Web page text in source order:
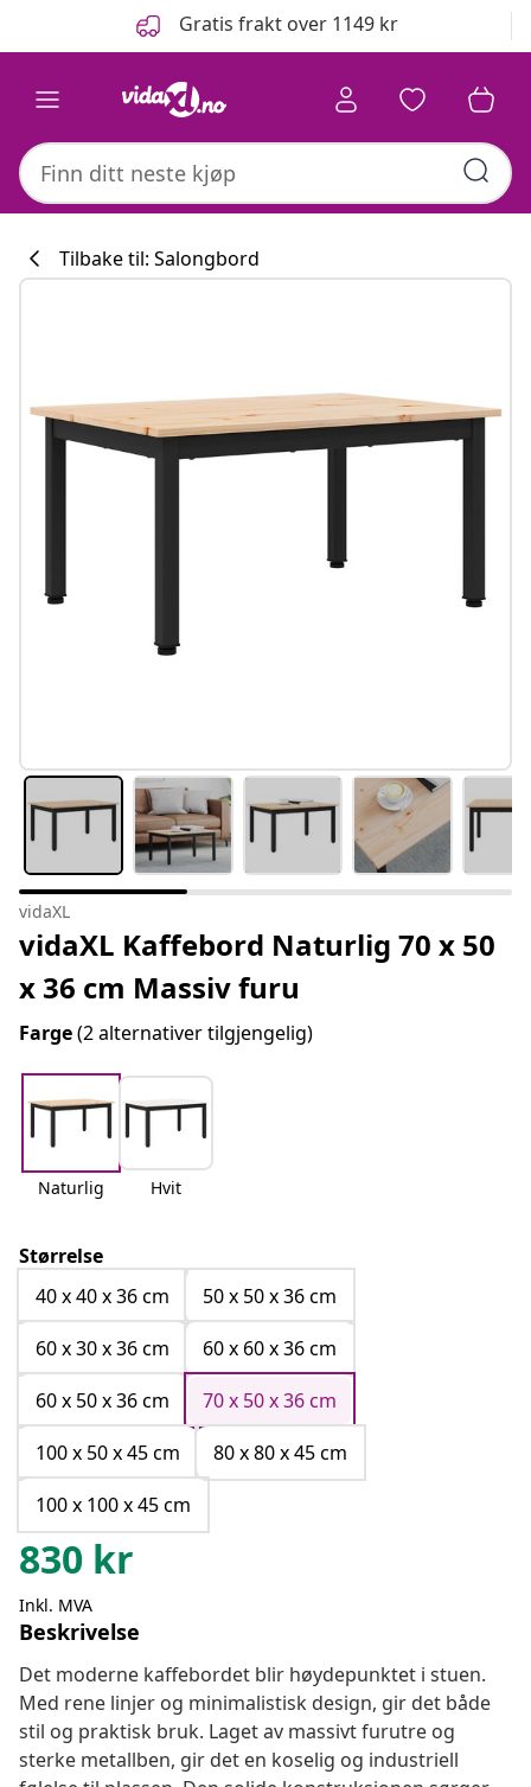
Gratis frakt over 1149 kr
Tilbake til: Salongbord
vidaXL
vidaXL Kaffebord Naturlig 70 x 50
x 36 cm Massiv furu
Farge(2 alternativer tilgjengelig)
Naturlig Hvit
Størrelse
40 x 40 x 36 cm
50 x 50 x 36 cm
60 x 30 x 36 cm
60 x 60 x 36 cm
60 x 50 x 36 cm
70 x 50 x 36 cm
100 x 50 x 45 cm
80 x 80 x 45 cm
100 x 100 x 45 cm
830 kr
Inkl. MVA
Beskrivelse
Det moderne kaffebordet blir høydepunktet i stuen.
Med rene linjer og minimalistisk design, gir det både
stil og praktisk bruk. Laget av massivt furutre og
sterke metallben, gir det en koselig og industriell